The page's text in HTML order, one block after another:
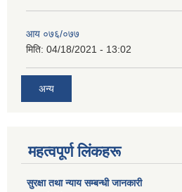
आय ०७६/०७७
मिति: 04/18/2021 - 13:02
अन्य
महत्वपूर्ण लिंकहरू
सुरक्षा तथा न्याय सम्बन्धी जानकारी